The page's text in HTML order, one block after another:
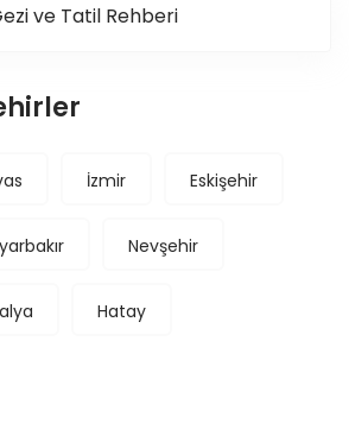
ve Tatil Rehberi
İzmir Eskişehir
Nevşehir
Hatay